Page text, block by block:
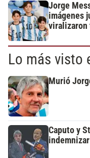
Jorge
imágenes
viralizaron
Lo más visto
Murió
Caputo y